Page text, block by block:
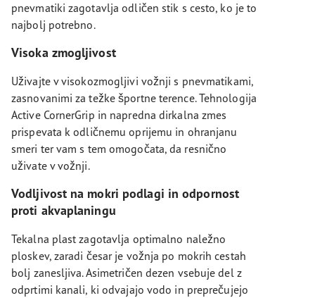
pnevmatiki zagotavlja odličen stik s cesto, ko je to
najbolj potrebno.
Visoka zmogljivost
Uživajte v visokozmogljivi vožnji s pnevmatikami,
zasnovanimi za težke športne terence. Tehnologija
Active CornerGrip in napredna dirkalna zmes
prispevata k odličnemu oprijemu in ohranjanu
smeri ter vam s tem omogočata, da resnično
uživate v vožnji.
Vodljivost na mokri podlagi in odpornost
proti akvaplaningu
Tekalna plast zagotavlja optimalno naležno
ploskev, zaradi česar je vožnja po mokrih cestah
bolj zanesljiva. Asimetričen dezen vsebuje del z
odprtimi kanali, ki odvajajo vodo in preprečujejo